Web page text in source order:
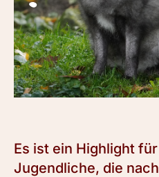
Es ist ein Highlight
Jugendliche, die